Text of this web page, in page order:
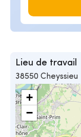
Lieu de travail
38550 Cheyssieu
+
−